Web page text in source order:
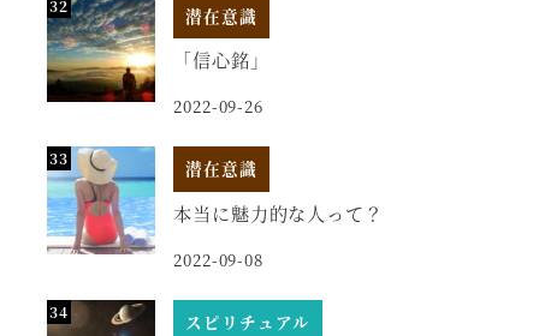
潜在意識
「信心銘」
2022-09-26
潜在意識
本当に魅力的な人って？
2022-09-08
スピリチュアル